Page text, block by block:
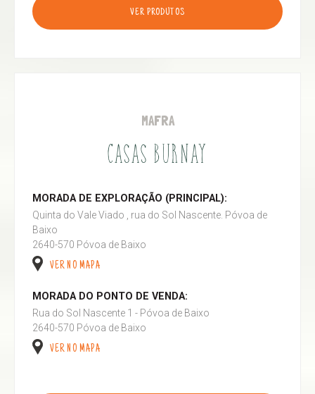
VER PRODUTOS
MAFRA
CASAS BURNAY
MORADA DE EXPLORAÇÃO (PRINCIPAL):
Quinta do Vale Viado , rua do Sol Nascente. Póvoa de
Baixo
2640-570 Póvoa de Baixo
VER NO MAPA
MORADA DO PONTO DE VENDA:
Rua do Sol Nascente 1 - Póvoa de Baixo
2640-570 Póvoa de Baixo
VER NO MAPA